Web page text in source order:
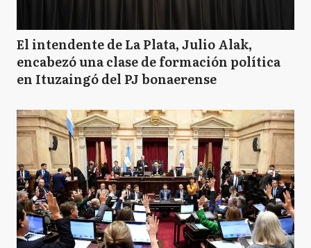
El intendente de La Plata, Julio Alak,
encabezó una clase de formación política
en Ituzaingó del PJ bonaerense